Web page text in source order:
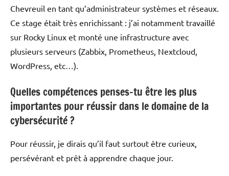
Chevreuil en tant qu’administrateur systèmes et réseaux.
Ce stage était très enrichissant : j’ai notamment travaillé
sur Rocky Linux et monté une infrastructure avec
plusieurs serveurs (Zabbix, Prometheus, Nextcloud,
WordPress, etc…).
Quelles compétences penses-tu être les plus
importantes pour réussir dans le domaine de la
cybersécurité ?
Pour réussir, je dirais qu’il faut surtout être curieux,
persévérant et prêt à apprendre chaque jour.